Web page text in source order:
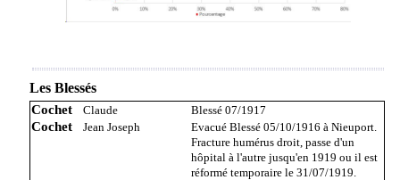
Les Blessés
Cochet Claude Blessé 07/1917
Cochet Jean Joseph
Evacué Blessé 05/10/1916 à Nieuport.
Fracture humérus droit, passe d'un
hôpital à l'autre jusqu'en 1919 ou il est
réformé temporaire le 31/07/1919.